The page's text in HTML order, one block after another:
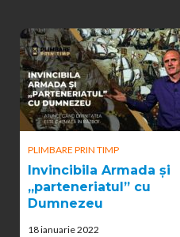
PLIMBARE PRIN TIMP
Invincibila Armada și
„parteneriatul” cu
Dumnezeu
18 ianuarie 2022